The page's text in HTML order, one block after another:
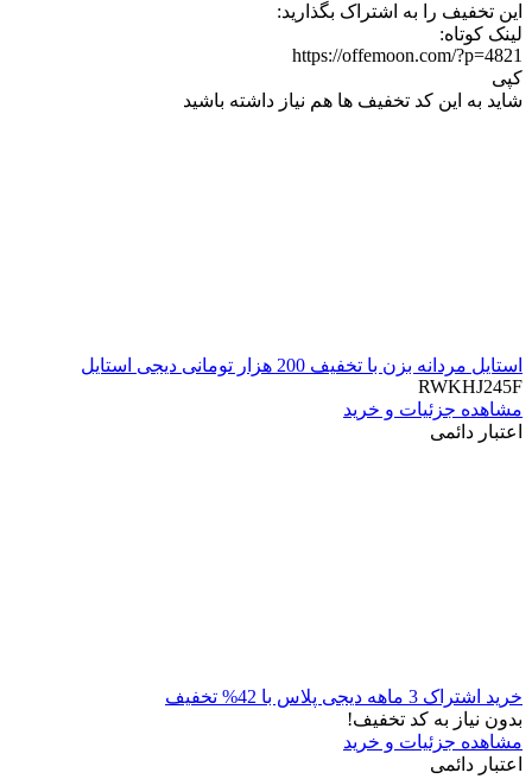
این تخفیف را به اشتراک بگذارید:
لینک کوتاه:
https://offemoon.com/?p=4821
کپی
شاید به این کد تخفیف ها هم نیاز داشته باشید
استایل مردانه بزن با تخفیف 200 هزار تومانی دیجی استایل
RWKHJ245F
مشاهده جزئیات و خرید
اعتبار دائمی
خرید اشتراک 3 ماهه دیجی پلاس با 42% تخفیف
بدون نیاز به کد تخفیف!
مشاهده جزئیات و خرید
اعتبار دائمی